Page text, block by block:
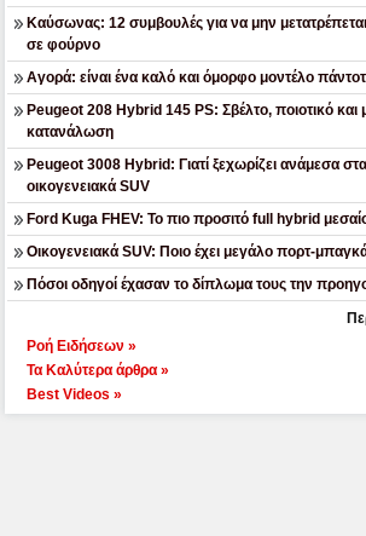
Καύσωνας: 12 συμβουλές για να μην
σε φούρνο
Αγορά: είναι ένα καλό και όμορφο μοντέλο
Peugeot 208 Hybrid 145 PS: Σβέλτο, ποιοτικό και
κατανάλωση
Peugeot 3008 Hybrid: Γιατί ξεχωρίζει ανάμεσα
οικογενειακά SUV
Ford Kuga FHEV: Το πιο προσιτό full hybrid
Οικογενειακά SUV: Ποιο έχει μεγάλο πορτ-
Πόσοι οδηγοί έχασαν το δίπλωμα τους την
Ροή Ειδήσεων »
Τα Καλύτερα άρθρα »
Best Videos »